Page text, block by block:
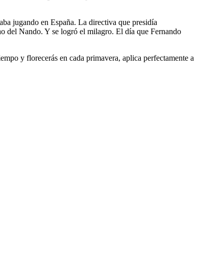
jugando en España. La directiva que presidía
del Nando. Y se logró el milagro. El día que Fernando
y florecerás en cada primavera, aplica perfectamente a